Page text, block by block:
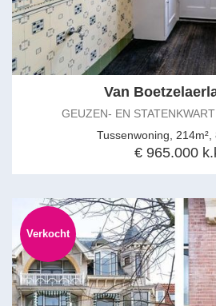
Van
GEUZEN- EN
Tussenwoning, 214m²,
€ 965.000
Verkocht